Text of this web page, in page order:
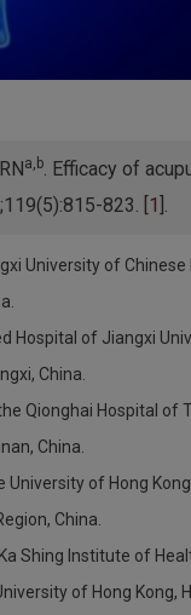
a,b. Efficacy of
823. [ 1 ].
University of Chinese
Hospital of Jiangxi
China.
Qionghai Hospital of
China.
of Hong
China.
Shing Institute of
of Hong Kong,